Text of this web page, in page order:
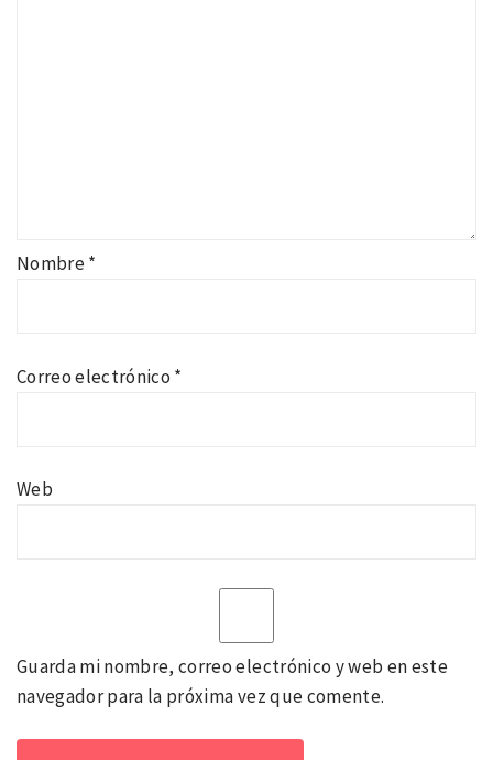
Nombre*
Correo electrónico *
Web
Guarda mi nombre, correo electrónico y web en este
navegador para la próxima vez que comente.